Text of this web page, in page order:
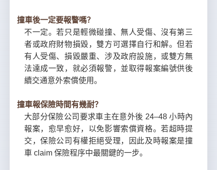
撞車後一定要報警嗎？
不一定。若只是輕微碰撞、無人受傷、沒有第三
者或政府財物損毀，雙方可選擇自行和解。但若
有人受傷、損毀嚴重、涉及政府設施，或雙方無
法達成一致，就必須報警，並取得報案編號供後
續交通意外索償使用。
撞車報保險時間有幾耐？
大部分保險公司要求車主在意外後 24–48 小時內
報案，愈早愈好，以免影響索償資格。若超時提
交，保險公司有權拒絕受理，因此及時報案是撞
車 claim 保險程序中最關鍵的一步。